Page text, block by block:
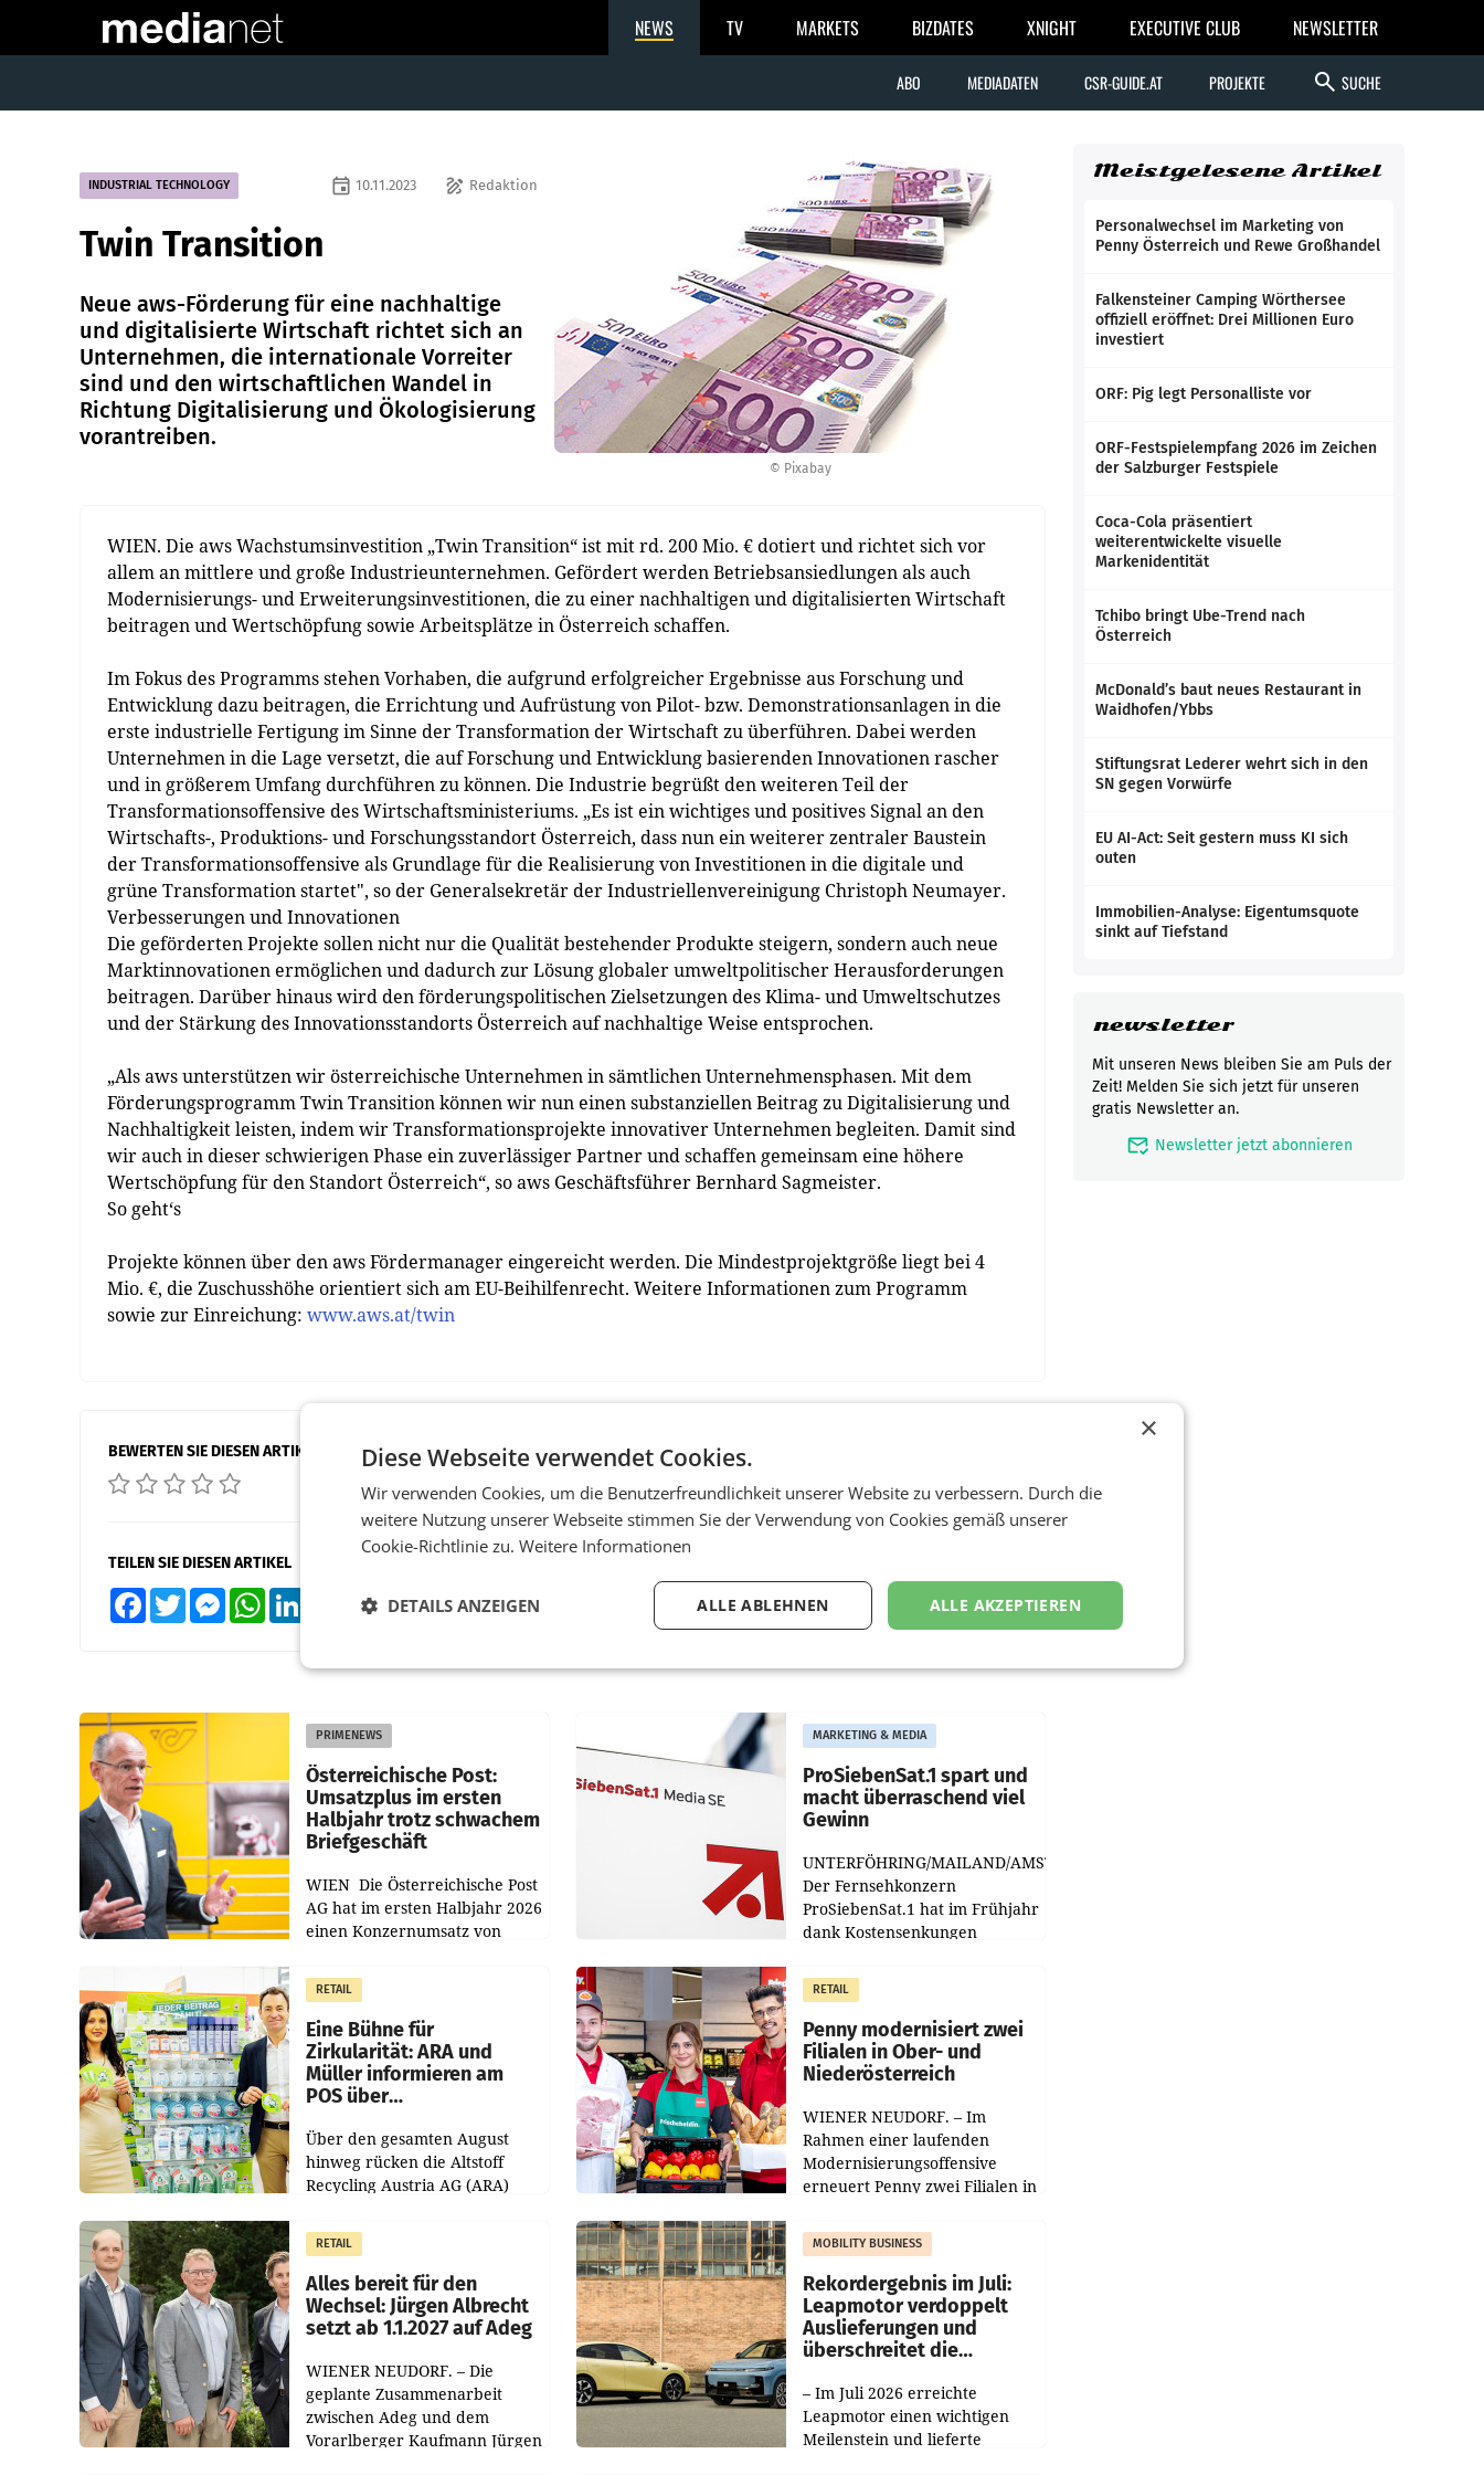
NEWS TV MARKETS BIZDATES XNIGHT EXECUTIVE CLUB NEWSLETTER
ABO MEDIADATEN CSR-GUIDE.AT PROJEKTE search SUCHE
© Pixabay
INDUSTRIAL TECHNOLOGY draw Redaktion
event 10.11.2023
Twin Transition
Neue aws-Förderung für eine nachhaltige
und digitalisierte Wirtschaft richtet sich an
Unternehmen, die internationale Vorreiter
sind und den wirtschaftlichen Wandel in
Richtung Digitalisierung und Ökologisierung
vorantreiben.
WIEN. Die aws Wachstumsinvestition „Twin Transition“ ist mit rd. 200 Mio. € dotiert und richtet sich vor
allem an mittlere und große Industrieunternehmen. Gefördert werden Betriebsansiedlungen als auch
Modernisierungs- und Erweiterungsinvestitionen, die zu einer nachhaltigen und digitalisierten Wirtschaft
beitragen und Wertschöpfung sowie Arbeitsplätze in Österreich schaffen.
Im Fokus des Programms stehen Vorhaben, die aufgrund erfolgreicher Ergebnisse aus Forschung und
Entwicklung dazu beitragen, die Errichtung und Aufrüstung von Pilot- bzw. Demonstrationsanlagen in die
erste industrielle Fertigung im Sinne der Transformation der Wirtschaft zu überführen. Dabei werden
Unternehmen in die Lage versetzt, die auf Forschung und Entwicklung basierenden Innovationen rascher
und in größerem Umfang durchführen zu können. Die Industrie begrüßt den weiteren Teil der
Transformationsoffensive des Wirtschaftsministeriums. „Es ist ein wichtiges und positives Signal an den
Wirtschafts-, Produktions- und Forschungsstandort Österreich, dass nun ein weiterer zentraler Baustein
der Transformationsoffensive als Grundlage für die Realisierung von Investitionen in die digitale und
grüne Transformation startet", so der Generalsekretär der Industriellenvereinigung Christoph Neumayer.
Verbesserungen und Innovationen
Die geförderten Projekte sollen nicht nur die Qualität bestehender Produkte steigern, sondern auch neue
Marktinnovationen ermöglichen und dadurch zur Lösung globaler umweltpolitischer Herausforderungen
beitragen. Darüber hinaus wird den förderungspolitischen Zielsetzungen des Klima- und Umweltschutzes
und der Stärkung des Innovationsstandorts Österreich auf nachhaltige Weise entsprochen.
„Als aws unterstützen wir österreichische Unternehmen in sämtlichen Unternehmensphasen. Mit dem
Förderungsprogramm Twin Transition können wir nun einen substanziellen Beitrag zu Digitalisierung und
Nachhaltigkeit leisten, indem wir Transformationsprojekte innovativer Unternehmen begleiten. Damit sind
wir auch in dieser schwierigen Phase ein zuverlässiger Partner und schaffen gemeinsam eine höhere
Wertschöpfung für den Standort Österreich“, so aws Geschäftsführer Bernhard Sagmeister.
So geht‘s
Projekte können über den aws Fördermanager eingereicht werden. Die Mindestprojektgröße liegt bei 4
Mio. €, die Zuschusshöhe orientiert sich am EU-Beihilfenrecht. Weitere Informationen zum Programm
sowie zur Einreichung: www.aws.at/twin
BEWERTEN SIE DIESEN ARTIKEL
TEILEN SIE DIESEN ARTIKEL
FacebookTwitter MessengerWhatsApp XING
PRIMENEWS
Österreichische Post:
Umsatzplus im ersten
Halbjahr trotz schwachem
Briefgeschäft
WIEN Die Österreichische Post
AG hat im ersten Halbjahr 2026
einen Konzernumsatz von
erwirtschaftet, was einem Plus
von 3,8 Prozent gegenüber
dem Vergleichszeitraum
MARKETING & MEDIA
ProSiebenSat.1 spart und
macht überraschend viel
Gewinn
UNTERFÖHRING/MAILAND/AMSTERDAM.
Der Fernsehkonzern
ProSiebenSat.1 hat im Frühjahr
dank Kostensenkungen
gemacht und die
Markterwartung deutlich
übertroffen.
RETAIL
Eine Bühne für
Zirkularität: ARA und
Müller informieren am
POS über
Über den gesamten August
hinweg rücken die Altstoff
Recycling Austria AG (ARA)
Müller die Initiative „Kreislauf-
Helden“ in allen
österreichischen Müller-Filialen
RETAIL
Penny modernisiert zwei
Filialen in Ober- und
Niederösterreich
WIENER NEUDORF. – Im
Rahmen einer laufenden
Modernisierungsoffensive
erneuert Penny zwei Filialen in
Die beiden Standorte liegen in
Haag sowie im rund
RETAIL
Alles bereit für den
Wechsel: Jürgen Albrecht
setzt ab 1.1.2027 auf Adeg
WIENER NEUDORF. – Die
geplante Zusammenarbeit
zwischen Adeg und dem
Vorarlberger Kaufmann Jürgen
MOBILITY BUSINESS
Rekordergebnis im Juli:
Leapmotor verdoppelt
Auslieferungen und
überschreitet die
– Im Juli 2026 erreichte
Leapmotor einen wichtigen
Meilenstein und lieferte
Meistgelesene Artikel
Personalwechsel im Marketing von
Penny Österreich und Rewe Großhandel
Falkensteiner Camping Wörthersee
offiziell eröffnet: Drei Millionen Euro
investiert
ORF: Pig legt Personalliste vor
ORF-Festspielempfang 2026 im Zeichen
der Salzburger Festspiele
Coca-Cola präsentiert
weiterentwickelte visuelle
Markenidentität
Tchibo bringt Ube-Trend nach
Österreich
McDonald’s baut neues Restaurant in
Waidhofen/Ybbs
Stiftungsrat Lederer wehrt sich in den
SN gegen Vorwürfe
EU AI-Act: Seit gestern muss KI sich
outen
Immobilien-Analyse: Eigentumsquote
sinkt auf Tiefstand
newsletter
Mit unseren News bleiben Sie am Puls der
Zeit! Melden Sie sich jetzt für unseren
gratis Newsletter an.
mark_email_read Newsletter jetzt abonnieren
×
Diese Webseite verwendet Cookies.
Wir verwenden Cookies, um die Benutzerfreundlichkeit unserer Website zu verbessern. Durch die
weitere Nutzung unserer Webseite stimmen Sie der Verwendung von Cookies gemäß unserer
Cookie-Richtlinie zu. Weitere Informationen
ALLE AKZEPTIEREN
ALLE ABLEHNEN
DETAILS ANZEIGEN